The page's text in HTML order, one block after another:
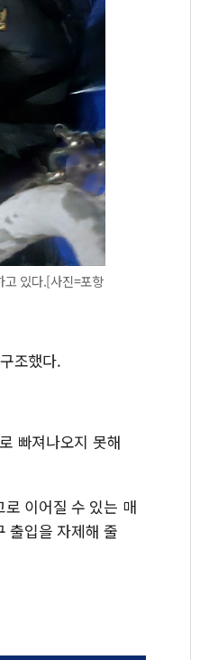
고 있다.[사진=포항
조했다.
빠져나오지 못해
이어질 수 있는 매
출입을 자제해 줄